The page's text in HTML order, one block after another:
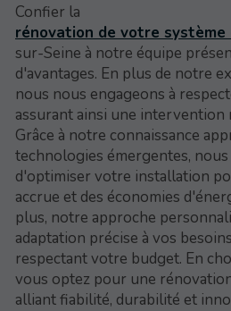
Confier la
rénovation de votre
sur-Seine à notre équipe
d'avantages. En plus de notre
nous nous engageons à
assurant ainsi une intervention
Grâce à notre connaissance
technologies émergentes,
d'optimiser votre installation
accrue et des économies
plus, notre approche
adaptation précise à vos
respectant votre budget. En
vous optez pour une
alliant fiabilité, durabilité et